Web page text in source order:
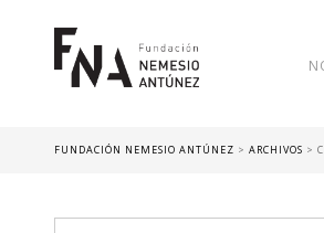
FUNDACIÓN NEMESIO ANTÚNEZ > ARCHIVOS >